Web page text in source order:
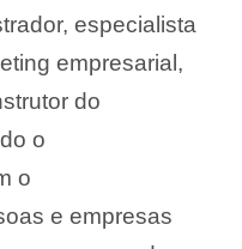
especialista
empresarial,
do
o
o
e empresas